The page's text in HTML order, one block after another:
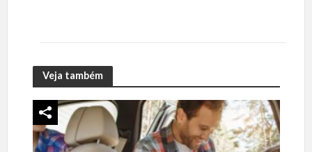
Veja também